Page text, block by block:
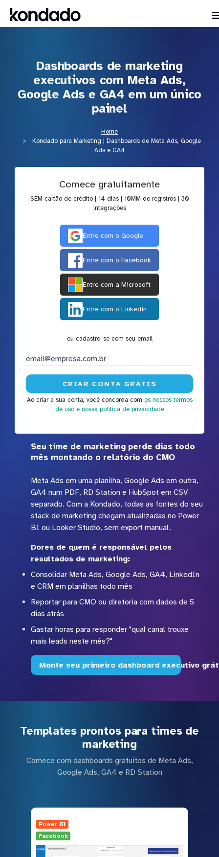
Dashboards de marketing
executivos com Meta Ads,
Google Ads e GA4 em um único
painel
Home
Kondado para Marketing | Dashboards de Meta Ads, Google
Ads e GA4
Comece gratuitamente
SEM cartão de crédito | 14 dias | 10MM de registros | 30
integrações
Entre com o Google
Entre com o Facebook
Entre com a Microsoft
Entre com o Linkedin
ou cadastre-se com seu email
Ao criar a sua conta, você concorda com os nossos termos
de uso e nossa política de privacidade
Seu time de marketing perde dias todo
mês montando o relatório do CMO
Meta Ads em uma planilha, Google Ads em outra,
GA4 num PDF, RD Station e HubSpot em CSV
separado. Com a Kondado, todas as fontes do seu
stack de marketing chegam atualizadas no Power
BI ou Looker Studio, sem export manual.
Dores de quem é responsável pelos
resultados de marketing:
Consolidar Meta Ads, Google Ads, GA4, LinkedIn
e CRM em planilhas todo mês
Reportar para CMO ou diretoria com dados de 5
dias atrás
Gastar horas para responder "qual canal trouxe
mais leads neste mês?"
Monte seu primeiro dashboard executivo
Templates prontos para times de
marketing
Comece com dashboards gratuitos de Meta Ads,
Google Ads, GA4 e RD Station
Power BI
Facebook